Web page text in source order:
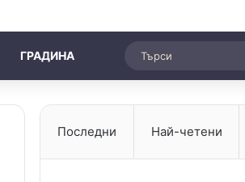
ГРАДИНА
Последни Най-четени